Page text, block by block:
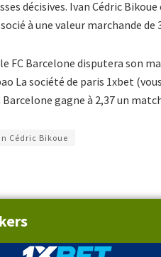
décisives. Ivan Cédric
à une valeur marchande de
FC Barcelone disputera son
La société de paris 1xbet
Barcelone gagne à 2,37 un
Cédric Bikoue